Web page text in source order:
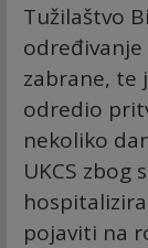
Tužilaštvo
zabrane, te
odredio
nekoliko
UKCS zbog
pojaviti na